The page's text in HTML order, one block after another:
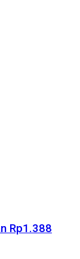
Rp1.388